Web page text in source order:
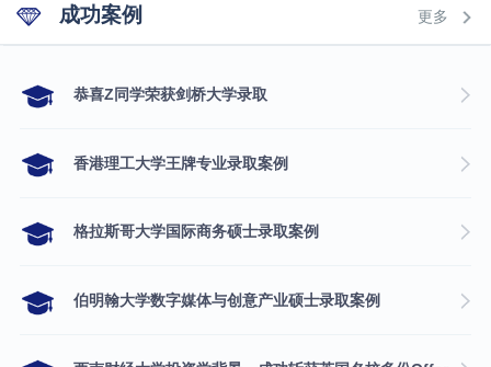
成功案例 更多
​恭喜Z同学荣获剑桥大学录取
香港理工大学王牌专业录取案例
格拉斯哥大学国际商务硕士录取案例
伯明翰大学数字媒体与创意产业硕士录取案例